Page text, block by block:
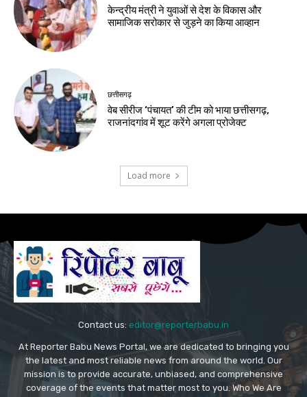
केन्द्रीय मंत्री ने युवाओं से देश के विकास और
सामाजिक सरोकार से जुड़ने का किया आव्हान
छत्तीसगढ़
वेब सीरीज ‘पंचायत’ की टीम को भाया छत्तीसगढ़,
राजनांदगांव में शूट करेंगे अगला प्रोजेक्ट
Load more
Contact us: editor@reporterbabu.in
At Reporter Babu News Portal, we are dedicated to bringing you
the latest and most reliable news from around the world. Our
mission is to provide accurate, unbiased, and comprehensive
coverage of the events that matter most to you. Who We Are